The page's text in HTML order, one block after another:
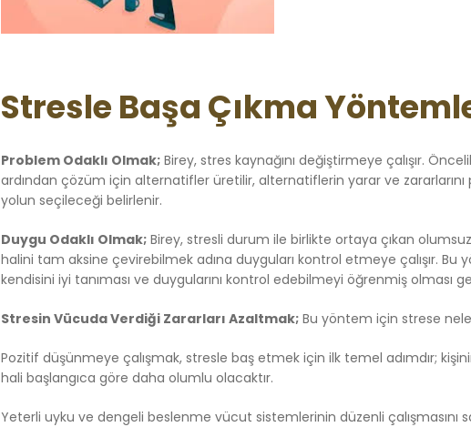
Stresle Başa Çıkma
Problem Odaklı Olmak; Birey, stres kaynağını değiştirmeye çalışır.
ardından çözüm için alternatifler üretilir, alternatiflerin yarar ve
yolun seçileceği belirlenir.
Duygu Odaklı Olmak; Birey, stresli durum ile birlikte ortaya çıkan
halini tam aksine çevirebilmek adına duyguları kontrol etmeye çalışır. Bu
kendisini iyi tanıması ve duygularını kontrol edebilmeyi öğrenmiş olması
Stresin Vücuda Verdiği Zararları Azaltmak; Bu yöntem için strese
Pozitif düşünmeye çalışmak, stresle baş etmek için ilk temel adımdır;
hali başlangıca göre daha olumlu olacaktır.
Yeterli uyku ve dengeli beslenme vücut sistemlerinin düzenli çalışmasını